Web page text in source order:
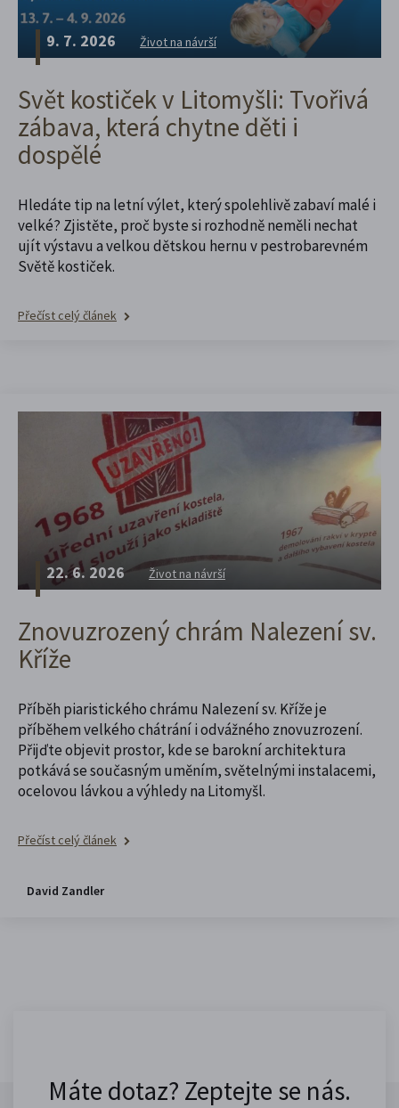
9. 7. 2026 Život na návrší
Svět kostiček v Litomyšli: Tvořivá
zábava, která chytne děti i
dospělé
Hledáte tip na letní výlet, který spolehlivě zabaví malé i
velké? Zjistěte, proč byste si rozhodně neměli nechat
ujít výstavu a velkou dětskou hernu v pestrobarevném
Světě kostiček.
Přečíst celý článek
22. 6. 2026 Život na návrší
Znovuzrozený chrám Nalezení sv.
Kříže
Příběh piaristického chrámu Nalezení sv. Kříže je
příběhem velkého chátrání i odvážného znovuzrození.
Přijďte objevit prostor, kde se barokní architektura
potkává se současným uměním, světelnými instalacemi,
ocelovou lávkou a výhledy na Litomyšl.
Přečíst celý článek
David Zandler
Máte dotaz? Zeptejte se nás.